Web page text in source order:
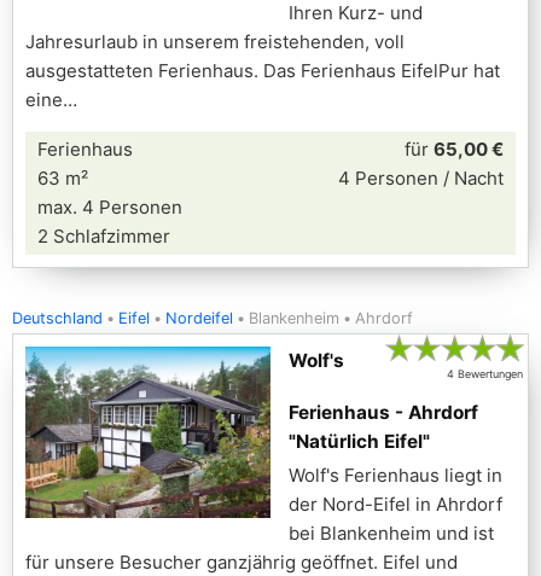
Ihren Kurz- und
Jahresurlaub in unserem freistehenden, voll
ausgestatteten Ferienhaus. Das Ferienhaus EifelPur hat
eine
Ferienhaus
63 m²
max. 4 Personen
2 Schlafzimmer
für 65,00 €
4 Personen / Nacht
Deutschland Eifel Nordeifel Blankenheim Ahrdorf
★★★★★
4 Bewertungen
Wolf's
Ferienhaus - Ahrdorf
"Natürlich Eifel"
Wolf's Ferienhaus liegt in
der Nord-Eifel in Ahrdorf
bei Blankenheim und ist
für unsere Besucher ganzjährig geöffnet. Eifel und